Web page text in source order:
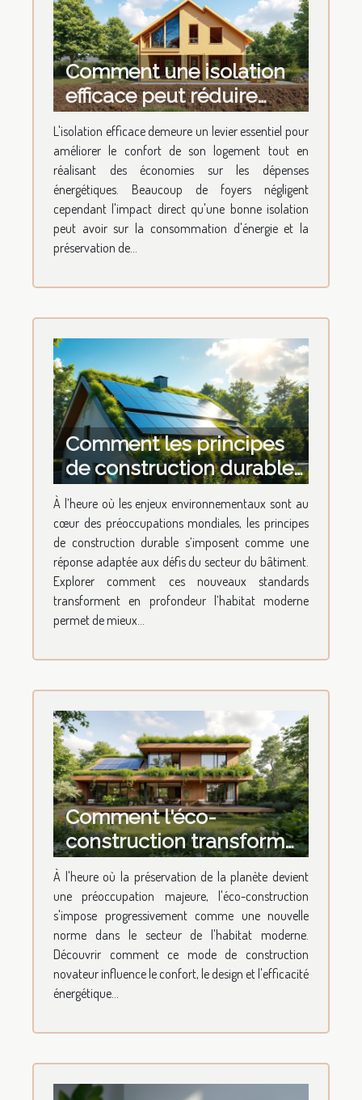
Comment une isolation
efficace peut réduire
votre facture
énergétique ?
L'isolation efficace demeure un levier essentiel pour
améliorer le confort de son logement tout en
réalisant des économies sur les dépenses
énergétiques. Beaucoup de foyers négligent
cependant l'impact direct qu'une bonne isolation
peut avoir sur la consommation d'énergie et la
préservation de...
Comment les principes
de construction durable
transforment-ils l'habitat
moderne ?
À l’heure où les enjeux environnementaux sont au
cœur des préoccupations mondiales, les principes
de construction durable s’imposent comme une
réponse adaptée aux défis du secteur du bâtiment.
Explorer comment ces nouveaux standards
transforment en profondeur l’habitat moderne
permet de mieux...
Comment l'éco-
construction transforme-
t-elle l'habitat moderne ?
À l'heure où la préservation de la planète devient
une préoccupation majeure, l'éco-construction
s'impose progressivement comme une nouvelle
norme dans le secteur de l'habitat moderne.
Découvrir comment ce mode de construction
novateur influence le confort, le design et l'efficacité
énergétique...